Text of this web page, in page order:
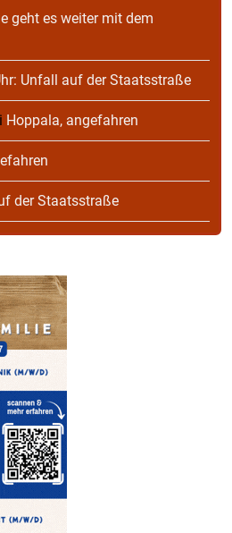
geht es weiter mit dem
Unfall auf der Staatsstraße
Hoppala, angefahren
der Staatsstraße